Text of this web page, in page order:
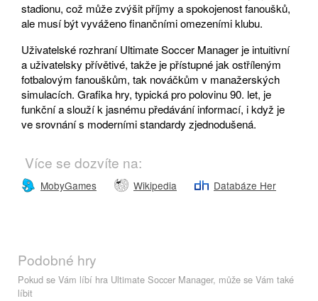
stadionu, což může zvýšit příjmy a spokojenost fanoušků,
ale musí být vyváženo finančními omezeními klubu.
Uživatelské rozhraní Ultimate Soccer Manager je intuitivní
a uživatelsky přívětivé, takže je přístupné jak ostříleným
fotbalovým fanouškům, tak nováčkům v manažerských
simulacích. Grafika hry, typická pro polovinu 90. let, je
funkční a slouží k jasnému předávání informací, i když je
ve srovnání s moderními standardy zjednodušená.
Více se dozvíte na:
MobyGames Wikipedia Databáze Her
Podobné hry
Pokud se Vám líbí hra Ultimate Soccer Manager, může se Vám také
líbit